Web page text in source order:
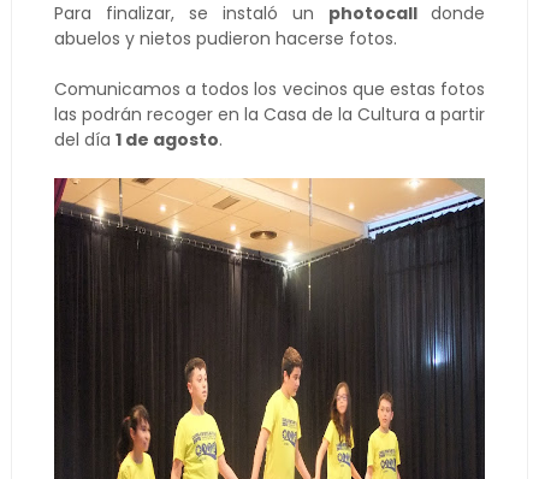
Para finalizar, se instaló un photocalldonde
abuelos y nietos pudieron hacerse fotos.
Comunicamos a todos los vecinos que estas fotos
las podrán recoger en la Casa de la Cultura a partir
del día 1 de agosto.